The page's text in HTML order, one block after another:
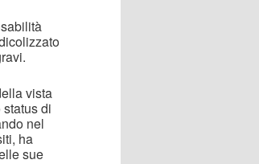
vista
di
nel
ha
sue